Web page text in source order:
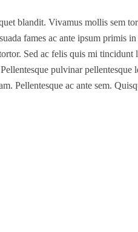
blandit. Vivamus mollis sem
fames ac ante ipsum primis
Sed ac felis quis mi
pulvinar
Pellentesque ac ante sem.